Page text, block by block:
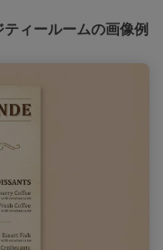
ィールームの画像例